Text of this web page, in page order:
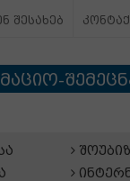
შესახებ